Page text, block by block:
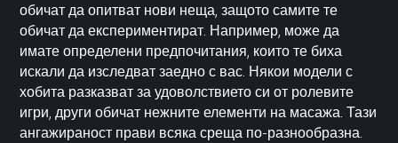
обичат да опитват нови неща, защото самите те
обичат да експериментират. Например, може да
имате определени предпочитания, които те биха
искали да изследват заедно с вас. Някои модели с
хобита разказват за удоволствието си от ролевите
игри, други обичат нежните елементи на масажа. Тази
ангажираност прави всяка среща по-разнообразна.